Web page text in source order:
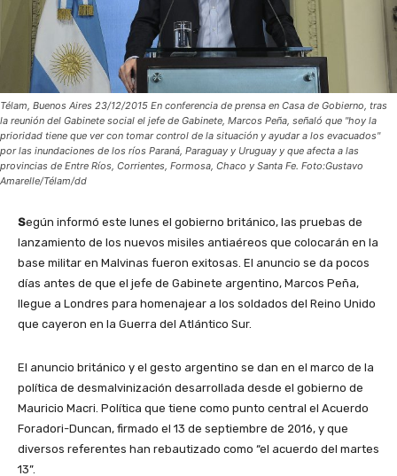
Télam, Buenos Aires 23/12/2015 En conferencia de prensa en Casa de Gobierno, tras
la reunión del Gabinete social el jefe de Gabinete, Marcos Peña, señaló que "hoy la
prioridad tiene que ver con tomar control de la situación y ayudar a los evacuados"
por las inundaciones de los ríos Paraná, Paraguay y Uruguay y que afecta a las
provincias de Entre Ríos, Corrientes, Formosa, Chaco y Santa Fe. Foto:Gustavo
Amarelle/Télam/dd
Según informó este lunes el gobierno británico, las pruebas de
lanzamiento de los nuevos misiles antiaéreos que colocarán en la
base militar en Malvinas fueron exitosas. El anuncio se da pocos
días antes de que el jefe de Gabinete argentino, Marcos Peña,
llegue a Londres para homenajear a los soldados del Reino Unido
que cayeron en la Guerra del Atlántico Sur.
El anuncio británico y el gesto argentino se dan en el marco de la
política de desmalvinización desarrollada desde el gobierno de
Mauricio Macri. Política que tiene como punto central el Acuerdo
Foradori-Duncan, firmado el 13 de septiembre de 2016, y que
diversos referentes han rebautizado como “el acuerdo del martes
13”.